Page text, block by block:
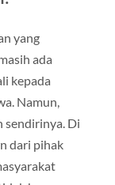
yang
ada
kepada
Namun,
sendirinya. Di
dari pihak